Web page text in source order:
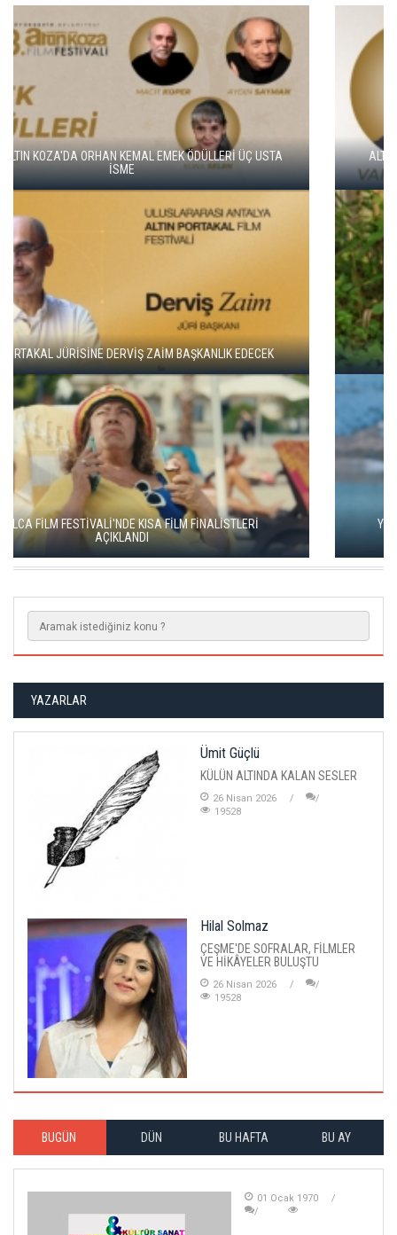
ALTIN KOZA'NIN ONUR ÖDÜLLERİ FERZAN ÖZPETEK VE VAHİDE
PERÇİN'İN
ADANA ALTIN KOZA'DA JÜRİ BAŞKANI ZUHAL OLCAY
YEŞİM USTAOĞLU'NUN "ARTAKALAN"I SAN SEBASTIÁN'DA
DÜNYA PRÖMİYERİNİ YAPACAK
YAZARLAR
Ümit Güçlü
KÜLÜN ALTINDA KALAN SESLER
26 Nisan 2026
19528
Hilal Solmaz
ÇEŞME'DE SOFRALAR, FİLMLER
VE HİKÂYELER BULUŞTU
26 Nisan 2026
19528
BUGÜN DÜN BU HAFTA BU AY
01 Ocak 1970